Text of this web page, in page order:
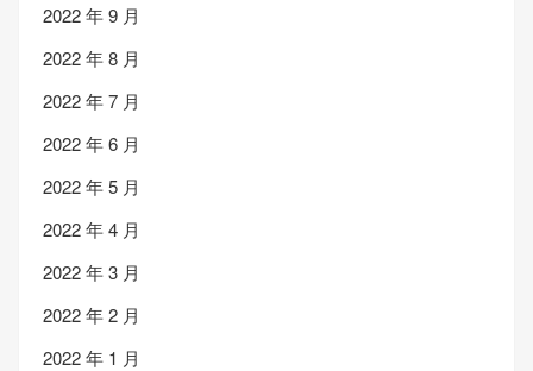
2022 年 9 月
2022 年 8 月
2022 年 7 月
2022 年 6 月
2022 年 5 月
2022 年 4 月
2022 年 3 月
2022 年 2 月
2022 年 1 月